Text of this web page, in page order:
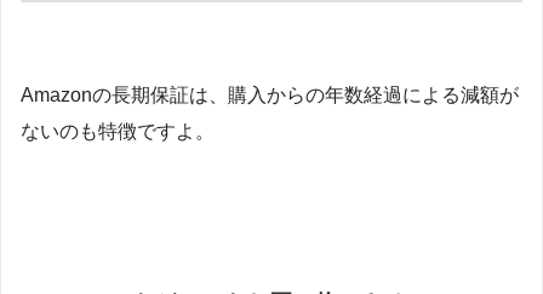
Amazonの長期保証は、購入からの年数経過による減額が
ないのも特徴ですよ。